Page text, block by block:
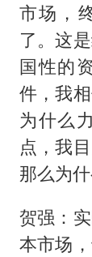
市场，
了。这
国性的
件，我
为什么
点，我
那么为
贺强：
本市场